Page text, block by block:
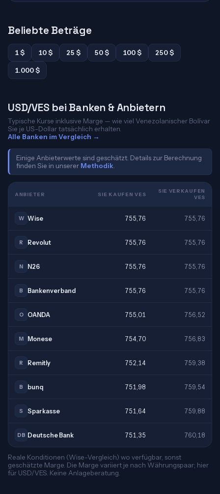
Beliebte Beträge
1 $ 10 $ 25 $ 50 $ 100 $
250 $
1.000 $
USD/VES bei Banken & Anbietern
Typische Kurse inklusive Marge — wie viel Venezolanischer Bolívar
Sie je US-Dollar tatsächlich erhalten.
Alle Banken im Vergleich →
Einige Anbieterwerte sind geschätzt. Details zur Berechnung
finden Sie in unserer Methodik
ANBIETER SIE KAUFEN VES
SIE VERKAUFEN
VES
W Wise 755,76 755,76
R Revolut 755,76 755,76
N N26 755,76 755,76
B Bankenverband 755,76 755,76
O OANDA 755,01 756,52
M Monese 754,70 756,83
R Remitly 752,14 759,38
B bunq 751,98 759,54
S Sparkasse 751,64 759,88
DB Deutsche Bank 751,35 760,18
Reale Konditionen (Wise-Vergleich) wo verfügbar, sonst
geschätzte Marge. Die Marge variiert je nach Währungspaar; hier
für USD/VES. Keine Anlageberatung.